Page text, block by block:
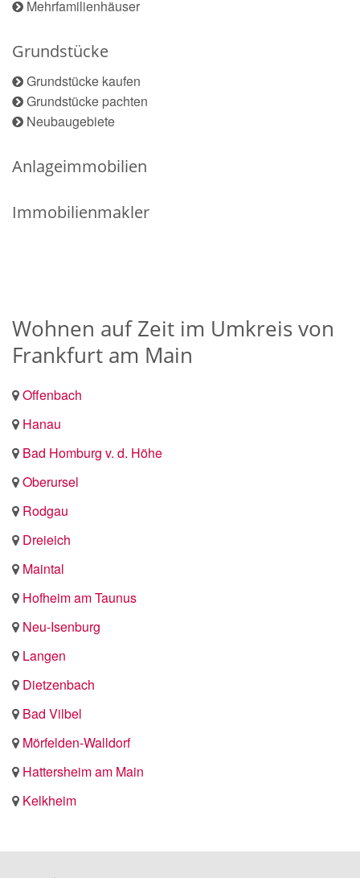
Mehrfamilienhäuser
Grundstücke
Grundstücke kaufen
Grundstücke pachten
Neubaugebiete
Anlageimmobilien
Immobilienmakler
Wohnen auf Zeit im Umkreis von
Frankfurt am Main
Offenbach
Hanau
Bad Homburg v. d. Höhe
Oberursel
Rodgau
Dreieich
Maintal
Hofheim am Taunus
Neu-Isenburg
Langen
Dietzenbach
Bad Vilbel
Mörfelden-Walldorf
Hattersheim am Main
Kelkheim